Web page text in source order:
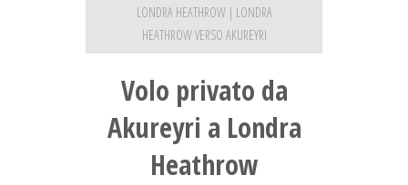
LONDRA HEATHROW | LONDRA
HEATHROW VERSO AKUREYRI
Volo privato da
Akureyri a Londra
Heathrow